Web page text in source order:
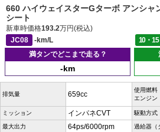
660 ハイウェイスターGターボ アンシャ
シート
新車時価格193.2万円(税込)
JC08
-km/L 10・15
満タンでどこまで走る？
-km
排気量 659cc
使用燃料
エンジン
ミッション インパネCVT 駆動方式
最大出力 64ps/6000rpm 過給器（